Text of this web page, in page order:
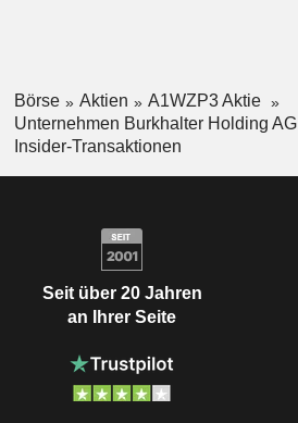
Börse Aktien
A1WZP3 Aktie
Unternehmen Burkhalter Holding AG
Insider-Transaktionen
Seit über 20 Jahren
an Ihrer Seite